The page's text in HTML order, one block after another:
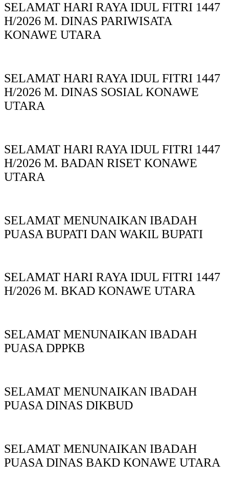
SELAMAT HARI RAYA IDUL FITRI 1447
H/2026 M. DINAS PARIWISATA
KONAWE UTARA
SELAMAT HARI RAYA IDUL FITRI 1447
H/2026 M. DINAS SOSIAL KONAWE
UTARA
SELAMAT HARI RAYA IDUL FITRI 1447
H/2026 M. BADAN RISET KONAWE
UTARA
SELAMAT MENUNAIKAN IBADAH
PUASA BUPATI DAN WAKIL BUPATI
SELAMAT HARI RAYA IDUL FITRI 1447
H/2026 M. BKAD KONAWE UTARA
SELAMAT MENUNAIKAN IBADAH
PUASA DPPKB
SELAMAT MENUNAIKAN IBADAH
PUASA DINAS DIKBUD
SELAMAT MENUNAIKAN IBADAH
PUASA DINAS BAKD KONAWE UTARA